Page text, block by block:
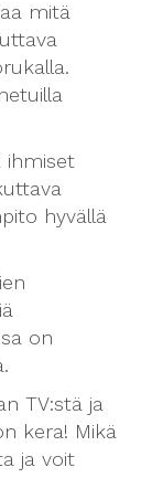
mitä
ihmiset
hyvällä
on
TV:stä ja
kera! Mikä
ja voit